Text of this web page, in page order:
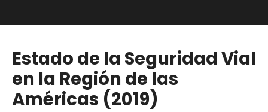
Estado de la Seguridad Vial
en la Región de las
Américas (2019)